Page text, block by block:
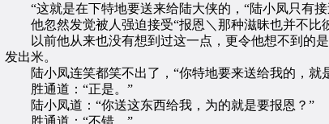
“这就是在下特地要送来给陆大侠的，“陆小凤只有接
他忽然发觉被人强迫接受“报恩＼那种滋昧也并不比
以前他从来也没有想到过这一点，更令他想不到的是
发出米。
陆小凤连笑都笑不出了，“你特地要来送给我的，就
胜通道：“正是。”
陆小凤道：“你送这东西给我，为的就是要报恩？”
胜通道：“不错。”